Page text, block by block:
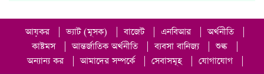
আয়কর ভ্যাট (মূসক) বাজেট এনবিআর অর্থনীতি
কাষ্টমস
আন্তর্জাতিক অর্থনীতি ব্যবসা বানিজ্য শুল্ক
অন্যান্য কর
আমাদের সম্পর্কে সেবাসমূহ যোগাযোগ